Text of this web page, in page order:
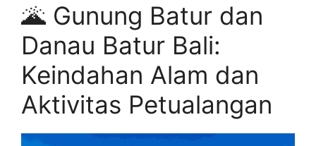
🌋 Gunung Batur dan
Danau Batur Bali:
Keindahan Alam dan
Aktivitas Petualangan